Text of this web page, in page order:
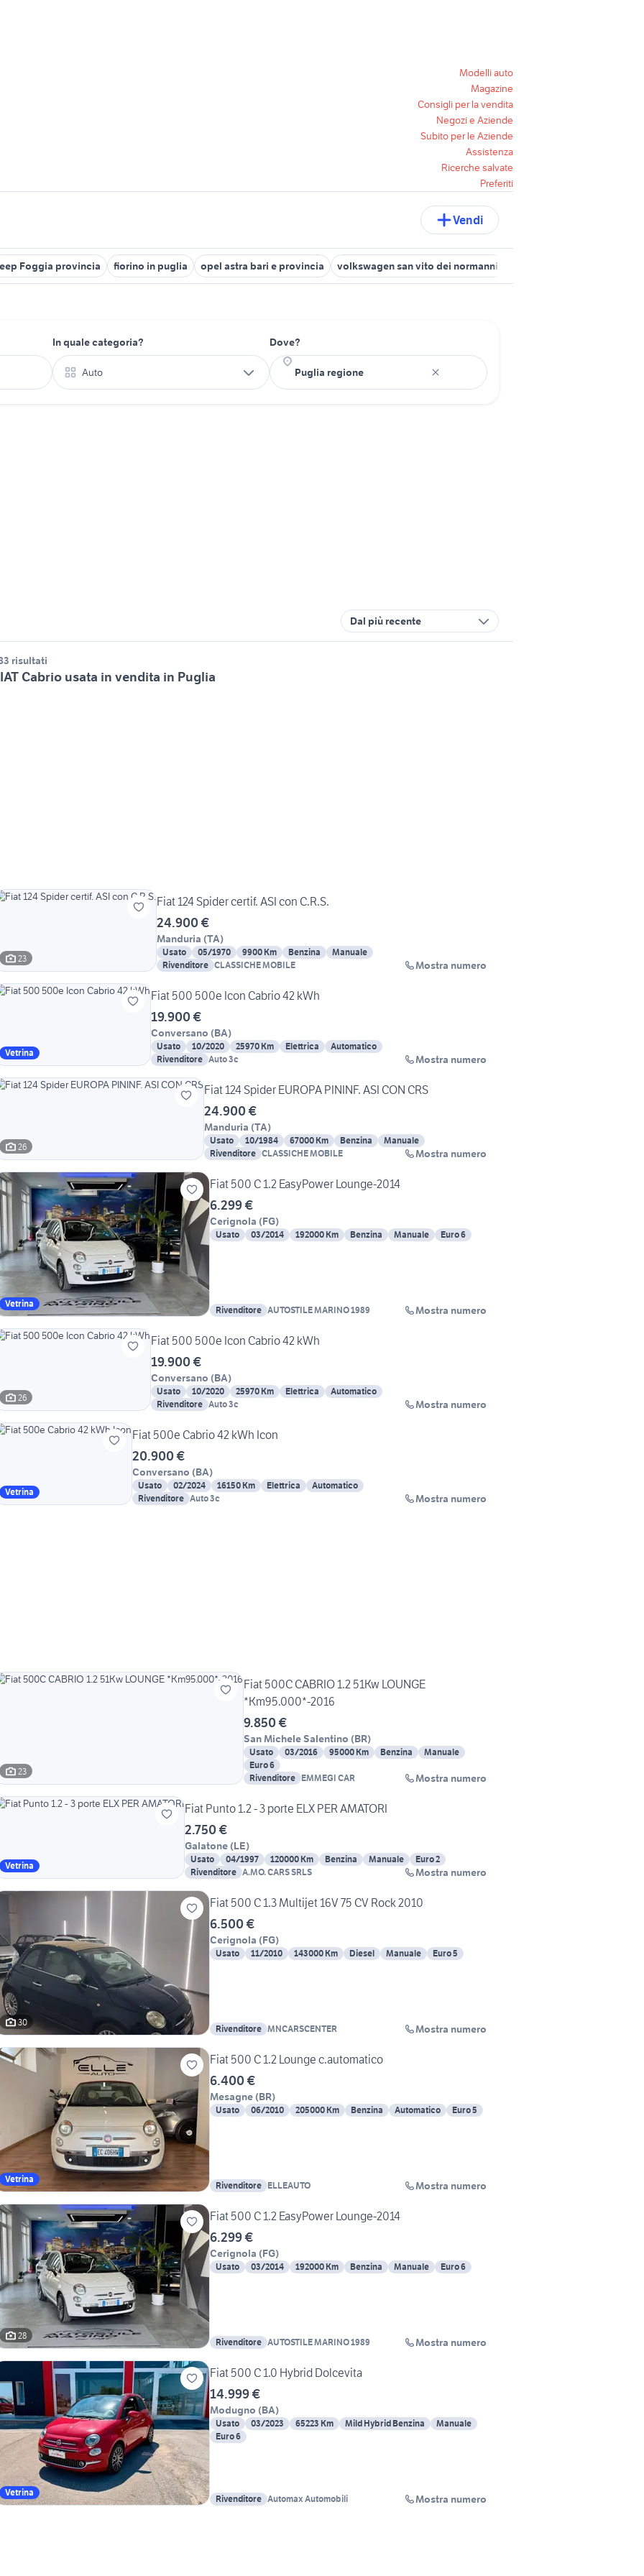
Modelli auto
Magazine
Consigli per la vendita
Negozi e Aziende
Subito per le Aziende
Assistenza
Ricerche salvate
Preferiti
Vendi
Foggia provincia fiorino in puglia opel astra bari e provincia volkswagen san vito dei normanni
In quale categoria?
Auto
Dove?
Dal più recente
risultati
Cabrio usata in vendita in Puglia
23
Fiat 124 Spider certif. ASI con C.R.S.
24.900 €
Manduria (TA)
Usato 05/1970 9900 Km Benzina
Manuale
Rivenditore CLASSICHE MOBILE Mostra numero
Vetrina
Fiat 500 500e Icon Cabrio 42 kWh
19.900 €
Conversano (BA)
Usato 10/2020 25970 Km Elettrica
Automatico
Rivenditore Auto 3c Mostra numero
26
Fiat 124 Spider EUROPA PININF. ASI CON CRS
24.900 €
Manduria (TA)
Usato 10/1984 67000 Km Benzina
Manuale
Rivenditore CLASSICHE MOBILE Mostra numero
Vetrina
Fiat 500 C 1.2 EasyPower Lounge-2014
6.299 €
Cerignola (FG)
Usato 03/2014 192000 Km Benzina Manuale Euro 6
Rivenditore AUTOSTILE MARINO 1989 Mostra numero
26
Fiat 500 500e Icon Cabrio 42 kWh
19.900 €
Conversano (BA)
Usato 10/2020 25970 Km Elettrica
Automatico
Rivenditore Auto 3c Mostra numero
Vetrina
Fiat 500e Cabrio 42 kWh Icon
20.900 €
Conversano (BA)
Usato 02/2024 16150 Km Elettrica
Automatico
Rivenditore Auto 3c Mostra numero
23
Fiat 500C CABRIO 1.2 51Kw LOUNGE
*Km95.000*-2016
9.850 €
San Michele Salentino (BR)
Usato 03/2016 95000 Km Benzina
Manuale
Euro 6
Rivenditore EMMEGI CAR Mostra numero
Vetrina
Fiat Punto 1.2 - 3 porte ELX PER AMATORI
2.750 €
Galatone (LE)
Usato 04/1997 120000 Km Benzina Manuale
Euro 2
Rivenditore A.MO. CARS SRLS Mostra numero
30
Fiat 500 C 1.3 Multijet 16V 75 CV Rock 2010
6.500 €
Cerignola (FG)
Usato 11/2010 143000 Km Diesel Manuale Euro 5
Rivenditore MNCARSCENTER Mostra numero
Vetrina
Fiat 500 C 1.2 Lounge c.automatico
6.400 €
Mesagne (BR)
Usato 06/2010 205000 Km Benzina Automatico Euro 5
Rivenditore ELLEAUTO Mostra numero
28
Fiat 500 C 1.2 EasyPower Lounge-2014
6.299 €
Cerignola (FG)
Usato 03/2014 192000 Km Benzina Manuale Euro 6
Rivenditore AUTOSTILE MARINO 1989 Mostra numero
Vetrina
Fiat 500 C 1.0 Hybrid Dolcevita
14.999 €
Modugno (BA)
Usato 03/2023 65223 Km Mild Hybrid Benzina
Manuale
Euro 6
Rivenditore Automax Automobili Mostra numero